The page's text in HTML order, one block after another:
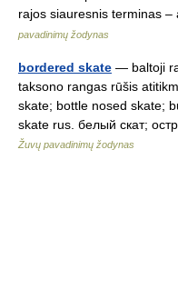
rajos siauresnis terminas
pavadinimų žodynas
bordered skate — baltoji
taksono rangas rūšis
skate; bottle nosed skate;
skate rus. белый скат;
Žuvų pavadinimų žodynas